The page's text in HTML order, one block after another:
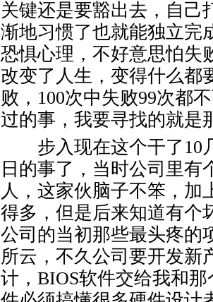
关键还是要豁出去，自己
渐地习惯了也就能独立完
恐惧心理，不好意思怕失
改变了人生，变得什么都
败，100次中失败99次都
过的事，我要寻找的就是
步入现在这个干了10
日的事了，当时公司里
人，这家伙脑子不笨，加
得多，但是后来知道有个
公司的当初那些最头疼的
所云，不久公司要开发新
计，BIOS软件交给我和